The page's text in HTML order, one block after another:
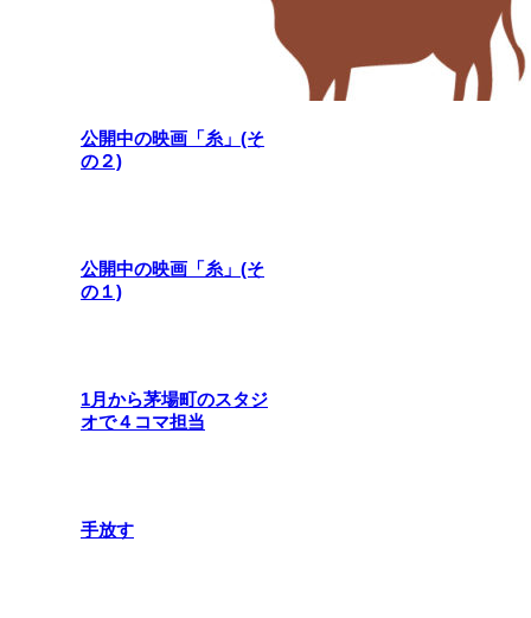
公開中の映画「糸」(そ
の２)
公開中の映画「糸」(そ
の１)
1月から茅場町のスタジ
オで４コマ担当
手放す